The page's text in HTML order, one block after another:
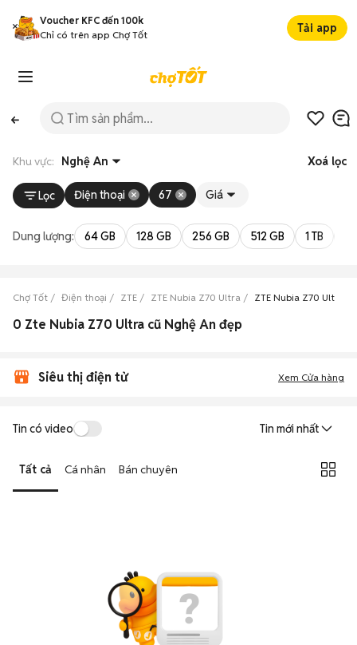
Voucher KFC đến 100k
Chỉ có trên app Chợ Tốt
Tải app
Khu vực: Nghệ An Xoá lọc
Lọc Điện thoại 67 Giá
Dung lượng: 64 GB 128 GB 256 GB 512 GB 1 TB
Chợ Tốt Điện thoại ZTE ZTE Nubia Z70 Ultra ZTE Nubia Z70 Ultra
0 Zte Nubia Z70 Ultra cũ Nghệ An đẹp
Siêu thị điện tử Xem Cửa hàng
Tin có video Tin mới nhất
Tất cả Cá nhân Bán chuyên